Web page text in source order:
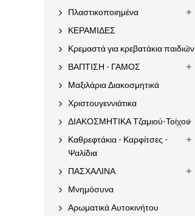
Πλαστικοποιημένα
ΚΕΡΑΜΙΔΕΣ
Κρεμαστά για κρεβατάκια παιδιών
ΒΑΠΤΙΣΗ - ΓΑΜΟΣ
Μαξιλάρια Διακοσμητικά
Χριστουγεννιάτικα
ΔΙΑΚΟΣΜΗΤΙΚΑ Τζαμιού-Τοίχου
Καθρεφτάκια - Καρφίτσες -
Ψαλίδια
ΠΑΣΧΑΛΙΝΑ
Μνημόσυνα
Αρωματικά Αυτοκινήτου